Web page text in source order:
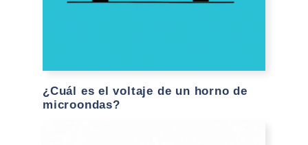
¿Cuál es el voltaje de un horno de
microondas?